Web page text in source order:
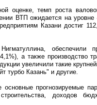
оценке, темп роста
ВТП ожидается на
Казани достиг
обеспечили
а также производство
увеличили такие
турбо Казань" и другие.
основные прогнозируемые
доходов